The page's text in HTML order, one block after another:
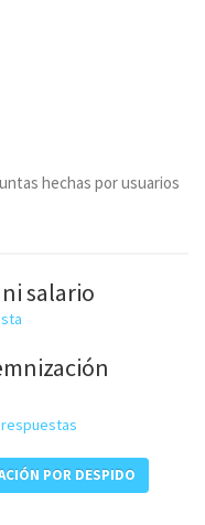
hechas por usuarios
salario
respuestas
POR DESPIDO